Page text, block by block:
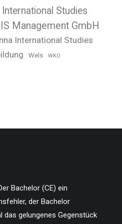
International Studies
Management GmbH
International Studies
Wels WKO
Bachelor (CE) ein
der Bachelor
das gelungenes Gegenstück